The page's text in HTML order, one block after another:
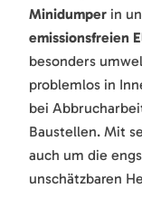
Minidumper in
emissionsfreien
besonders
problemlos in
bei
Baustellen. Mit
auch um die
unschätzbaren